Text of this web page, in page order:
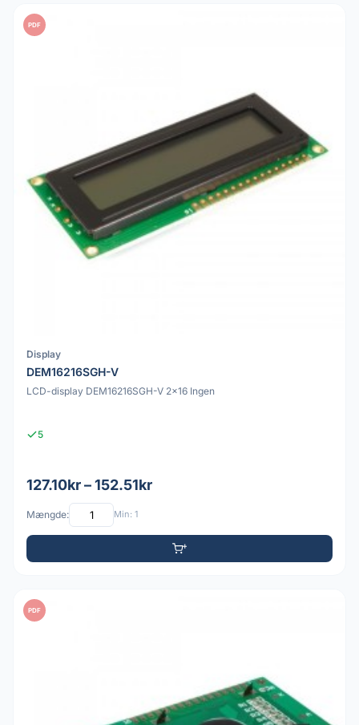
PDF
Display
DEM16216SGH-V
LCD-display DEM16216SGH-V 2x16 Ingen
5
127.10kr – 152.51kr
Mængde: Min: 1
PDF